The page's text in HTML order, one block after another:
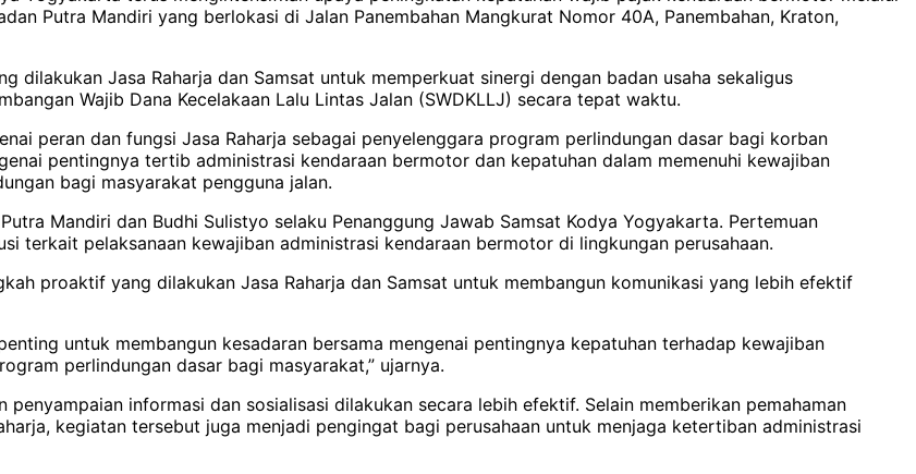
Putra Mandiri yang berlokasi di Jalan Panembahan Mangkurat Nomor 40A, Panembahan, Kraton,
dilakukan Jasa Raharja dan Samsat untuk memperkuat sinergi dengan badan usaha sekaligus
Wajib Dana Kecelakaan Lalu Lintas Jalan (SWDKLLJ) secara tepat waktu.
peran dan fungsi Jasa Raharja sebagai penyelenggara program perlindungan dasar bagi korban
pentingnya tertib administrasi kendaraan bermotor dan kepatuhan dalam memenuhi kewajiban
bagi masyarakat pengguna jalan.
Mandiri dan Budhi Sulistyo selaku Penanggung Jawab Samsat Kodya Yogyakarta. Pertemuan
terkait pelaksanaan kewajiban administrasi kendaraan bermotor di lingkungan perusahaan.
proaktif yang dilakukan Jasa Raharja dan Samsat untuk membangun komunikasi yang lebih efektif
untuk membangun kesadaran bersama mengenai pentingnya kepatuhan terhadap kewajiban
perlindungan dasar bagi masyarakat,” ujarnya.
informasi dan sosialisasi dilakukan secara lebih efektif. Selain memberikan pemahaman
kegiatan tersebut juga menjadi pengingat bagi perusahaan untuk menjaga ketertiban administrasi